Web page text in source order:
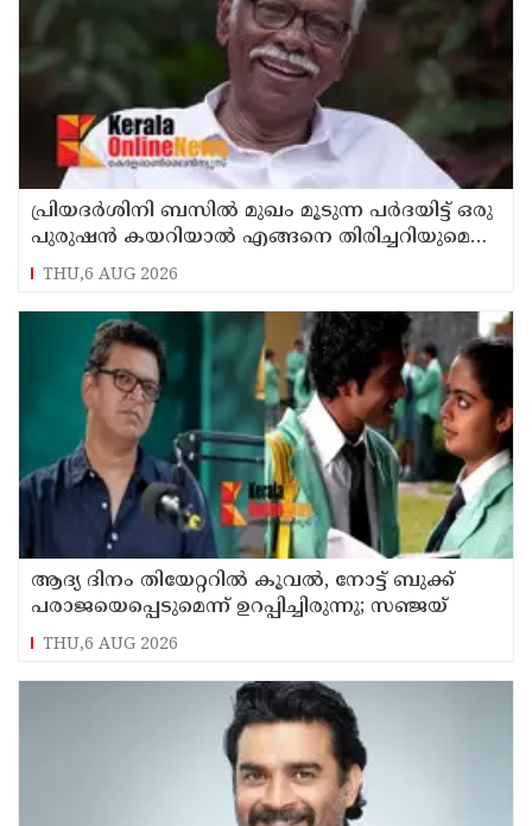
പ്രിയദർശിനി ബസിൽ മുഖം മൂടുന്ന പർദയിട്ട് ഒരു
പുരുഷൻ കയറിയാൽ എങ്ങനെ തിരിച്ചറിയുമെന്ന്
എംഎൻ കാരശ്ശേരി
THU,6 AUG 2026
ആദ്യ ദിനം തിയേറ്ററില്‍ കൂവല്‍, നോട്ട് ബുക്ക്
പരാജയെപ്പെടുമെന്ന് ഉറപ്പിച്ചിരുന്നു; സഞ്ജയ്
THU,6 AUG 2026